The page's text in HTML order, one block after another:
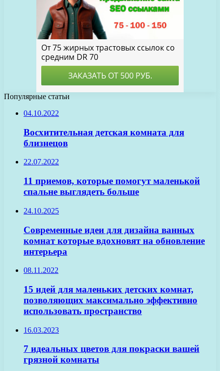
Популярные статьи
04.10.2022
Восхитительная детская комната для
близнецов
22.07.2022
11 приемов, которые помогут маленькой
спальне выглядеть больше
24.10.2025
Современные идеи для дизайна ванных
комнат которые вдохновят на обновление
интерьера
08.11.2022
15 идей для маленьких детских комнат,
позволяющих максимально эффективно
использовать пространство
16.03.2023
7 идеальных цветов для покраски вашей
грязной комнаты